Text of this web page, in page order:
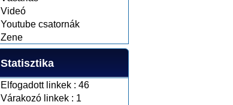
Videó
Youtube csatornák
Zene
Statisztika
Elfogadott linkek : 46
Várakozó linkek : 1